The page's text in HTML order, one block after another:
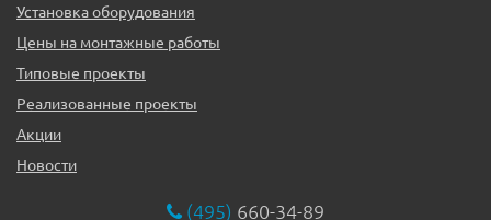
Установка оборудования
Цены на монтажные работы
Типовые проекты
Реализованные проекты
Акции
Новости
(495) 660-34-89